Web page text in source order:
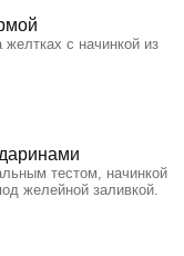
желтках с начинкой из
тестом, начинкой
желейной заливкой.